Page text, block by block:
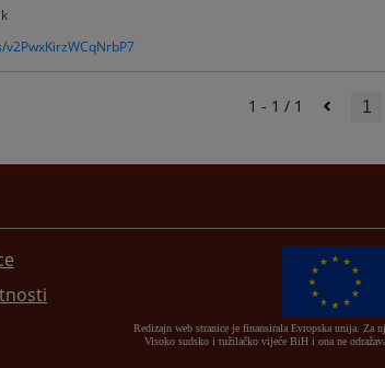
1 - 1 / 1 1
Redizajn web stranice je finansirala Evropska unija. Za
Visoko sudsko i tužilačko vijeće BiH i ona ne